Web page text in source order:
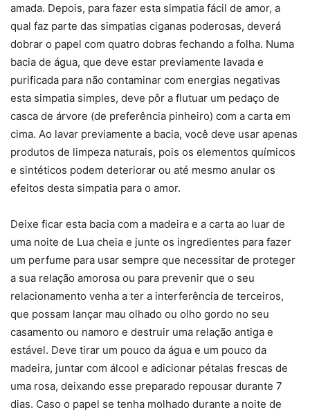
amada. Depois, para fazer esta simpatia fácil de amor, a
qual faz parte das simpatias ciganas poderosas, deverá
dobrar o papel com quatro dobras fechando a folha. Numa
bacia de água, que deve estar previamente lavada e
purificada para não contaminar com energias negativas
esta simpatia simples, deve pôr a flutuar um pedaço de
casca de árvore (de preferência pinheiro) com a carta em
cima. Ao lavar previamente a bacia, você deve usar apenas
produtos de limpeza naturais, pois os elementos químicos
e sintéticos podem deteriorar ou até mesmo anular os
efeitos desta simpatia para o amor.
Deixe ficar esta bacia com a madeira e a carta ao luar de
uma noite de Lua cheia e junte os ingredientes para fazer
um perfume para usar sempre que necessitar de proteger
a sua relação amorosa ou para prevenir que o seu
relacionamento venha a ter a interferência de terceiros,
que possam lançar mau olhado ou olho gordo no seu
casamento ou namoro e destruir uma relação antiga e
estável. Deve tirar um pouco da água e um pouco da
madeira, juntar com álcool e adicionar pétalas frescas de
uma rosa, deixando esse preparado repousar durante 7
dias. Caso o papel se tenha molhado durante a noite de